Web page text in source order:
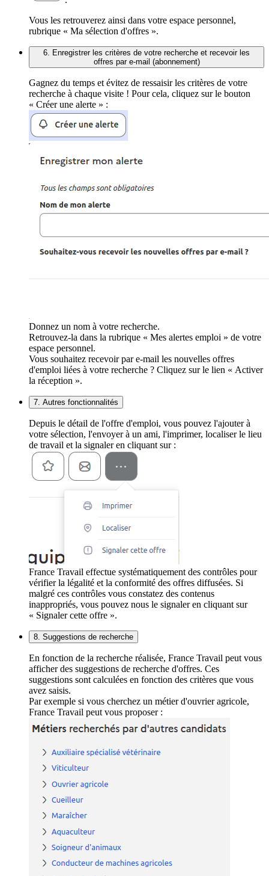
Vous les retrouverez ainsi dans votre espace personnel,
rubrique « Ma sélection d'offres ».
6. Enregistrer les critères de votre recherche et recevoir les
offres par e-mail (abonnement)
Gagnez du temps et évitez de ressaisir les critères de votre
recherche à chaque visite ! Pour cela, cliquez sur le bouton
« Créer une alerte » :
Donnez un nom à votre recherche.
Retrouvez-la dans la rubrique « Mes alertes emploi » de votre
espace personnel.
Vous souhaitez recevoir par e-mail les nouvelles offres
d'emploi liées à votre recherche ? Cliquez sur le lien « Activer
la réception ».
7. Autres fonctionnalités
Depuis le détail de l'offre d'emploi, vous pouvez l'ajouter à
votre sélection, l'envoyer à un ami, l'imprimer, localiser le lieu
de travail et la signaler en cliquant sur :
France Travail effectue systématiquement des contrôles pour
vérifier la légalité et la conformité des offres diffusées. Si
malgré ces contrôles vous constatez des contenus
inappropriés, vous pouvez nous le signaler en cliquant sur
« Signaler cette offre ».
8. Suggestions de recherche
En fonction de la recherche réalisée, France Travail peut vous
afficher des suggestions de recherche d'offres. Ces
suggestions sont calculées en fonction des critères que vous
avez saisis.
Par exemple si vous cherchez un métier d'ouvrier agricole,
France Travail peut vous proposer :